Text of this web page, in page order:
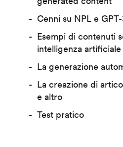
Cenni su NPL e
Esempi di contenuti
intelligenza artificiale
La generazione
La creazione di
e altro
Test pratico